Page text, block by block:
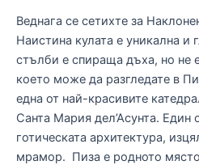
Веднага се сетихте за
Наистина кулата е уникална и
стълби е спираща дъха, но не
което може да разгледате в
една от най-красивите
Санта Мария дел’Асунта. Един
готическата архитектура,
мрамор. Пиза е родното